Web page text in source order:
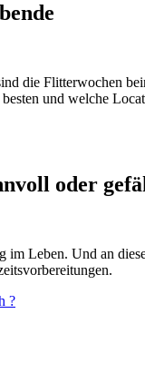
die Flitterwochen
und welche
oder
Leben. Und an
?